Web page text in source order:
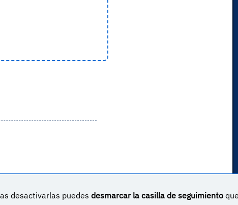
un proyecto sin ánimo de lucro creado porYova Turnes
desactivarlas puedes desmarcar la casilla de seguimiento